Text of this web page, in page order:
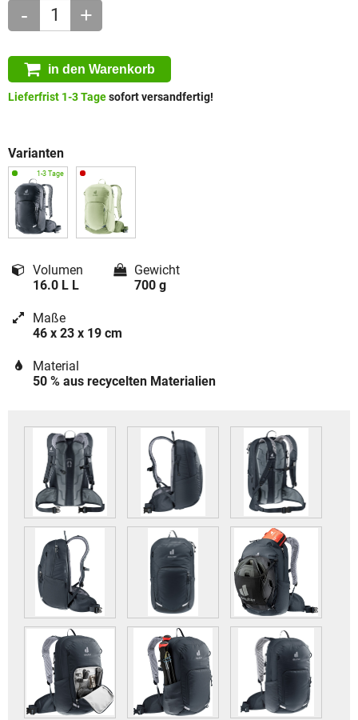
- +
in den Warenkorb
Lieferfrist 1-3 Tagesofort versandfertig!
Varianten
Volumen
16.0 L L
Gewicht
700 g
Maße
46 x 23 x 19 cm
Material
50 % aus recycelten Materialien